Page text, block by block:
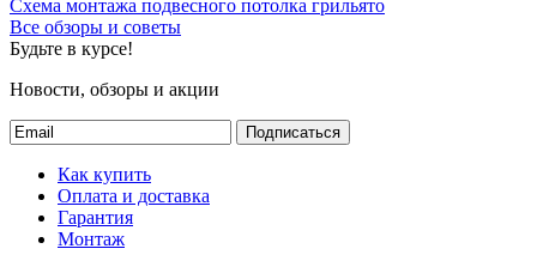
Схема монтажа подвесного потолка грильято
Все обзоры и советы
Будьте в курсе!
Новости, обзоры и акции
Подписаться
Как купить
Оплата и доставка
Гарантия
Монтаж